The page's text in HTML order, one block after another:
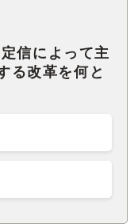
信によって主
る改革を何と